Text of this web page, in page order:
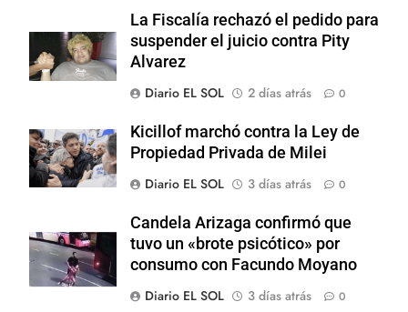
La Fiscalía rechazó el pedido para
suspender el juicio contra Pity
Alvarez
Diario EL SOL
2 días atrás 0
Kicillof marchó contra la Ley de
Propiedad Privada de Milei
Diario EL SOL
3 días atrás 0
Candela Arizaga confirmó que
tuvo un «brote psicótico» por
consumo con Facundo Moyano
Diario EL SOL
3 días atrás 0